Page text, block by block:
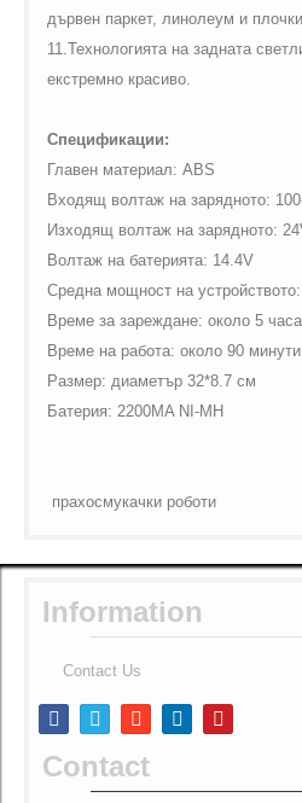
дървен паркет, линолеум и
11.Технологията на задната
екстремно красиво.
Спецификации:
Главен материал: ABS
Входящ волтаж на зарядното:
Изходящ волтаж на зарядното: 24
Волтаж на батерията: 14.4V
Средна мощност на
Време за зареждане: около 5 часа
Време на работа: около 90 минути
Размер: диаметър 32*8.7 см
Батерия: 2200MA NI -MH
прахосмукачки роботи
Information
Contact Us
Contact